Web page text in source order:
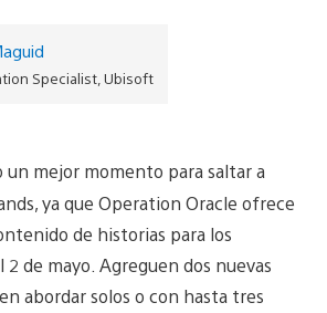
Specialist, Ubisoft
un mejor momento para saltar a
ya que Operation Oracle ofrece
de historias para los
2 de mayo. Agreguen dos nuevas
abordar solos o con hasta tres